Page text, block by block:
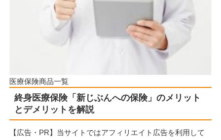
医療保険商品一覧
終身医療保険「新じぶんへの保険」のメリット
とデメリットを解説
【広告・PR】当サイトではアフィリエイト広告を利用して